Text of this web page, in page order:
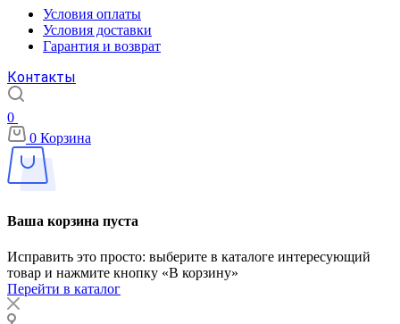
Условия оплаты
Условия доставки
Гарантия и возврат
Контакты
0
0 Корзина
Ваша корзина пуста
Исправить это просто: выберите в каталоге интересующий
товар и нажмите кнопку «В корзину»
Перейти в каталог